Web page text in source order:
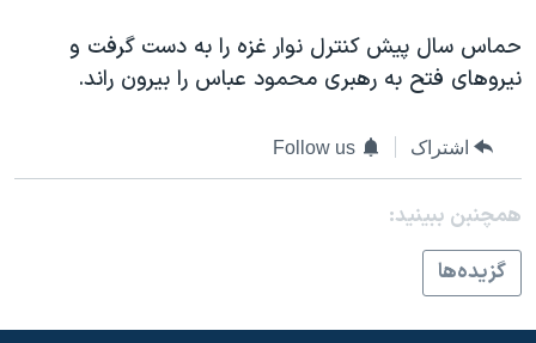
نرگس محمدی برنده جایزه نوبل صلح
صفحه‌های ویژه
حماس سال پیش کنترل نوار غزه را به دست گرفت و
نیروهای فتح به رهبری محمود عباس را بیرون راند.
اشتراک Follow us
همچنبن ببینید:
گزيده‌ها